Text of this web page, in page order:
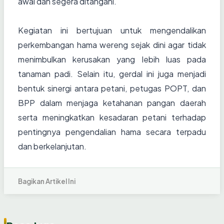
Kegiatan ini bertujuan untuk mengendalikan
perkembangan hama wereng sejak dini agar tidak
menimbulkan kerusakan yang lebih luas pada
tanaman padi. Selain itu, gerdal ini juga menjadi
bentuk sinergi antara petani, petugas POPT, dan
BPP dalam menjaga ketahanan pangan daerah
serta meningkatkan kesadaran petani terhadap
pentingnya pengendalian hama secara terpadu
dan berkelanjutan.
Bagikan Artikel Ini